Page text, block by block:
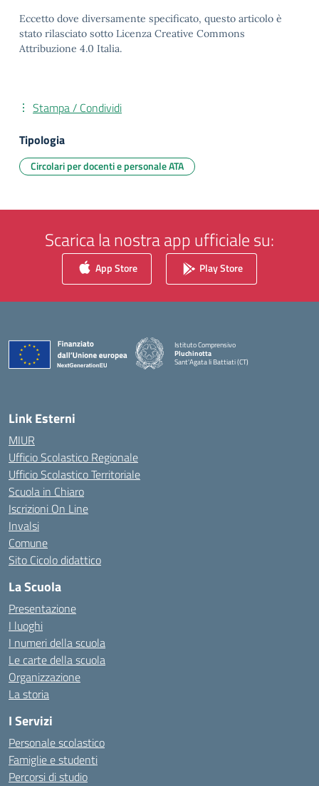
Eccetto dove diversamente specificato, questo articolo è
stato rilasciato sotto Licenza Creative Commons
Attribuzione 4.0 Italia.
Stampa / Condividi
Tipologia
Circolari per docenti e personale ATA
Scarica la nostra app ufficiale su:
App Store Play Store
Istituto Comprensivo
Pluchinotta
Sant'Agata li Battiati (CT)
— Visita la pagina iniziale della scuola
Link Esterni
MIUR
Ufficio Scolastico Regionale
Ufficio Scolastico Territoriale
Scuola in Chiaro
Iscrizioni On Line
Invalsi
Comune
Sito Cicolo didattico
La Scuola
Presentazione
I luoghi
I numeri della scuola
Le carte della scuola
Organizzazione
La storia
I Servizi
Personale scolastico
Famiglie e studenti
Percorsi di studio